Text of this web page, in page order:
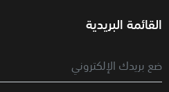
القائمة البريدية